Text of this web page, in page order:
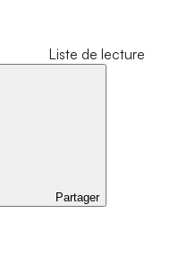
Liste de lecture
Partager